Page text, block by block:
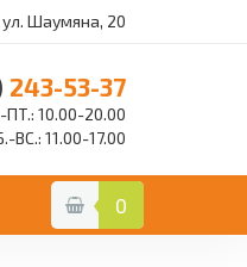
ул. Шаумяна, 20
243-53-37
ПТ.: 10.00-20.00
ВС.: 11.00-17.00
0